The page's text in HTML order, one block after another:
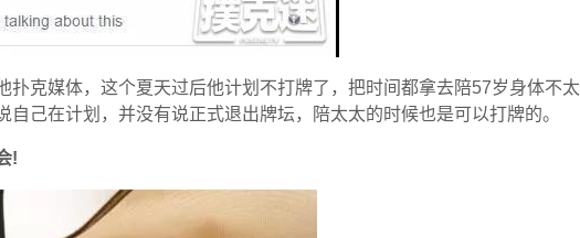
扑克媒体，这个夏天过后他计划不打牌了，把时间都拿去陪57岁身体不太
自己在计划，并没有说正式退出牌坛，陪太太的时候也是可以打牌的。
!